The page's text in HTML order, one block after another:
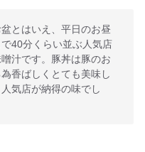
とはいえ、平日のお昼
40分くらい並ぶ人気店
汁です。豚丼は豚のお
香ばしくとても美味し
気店が納得の味でし